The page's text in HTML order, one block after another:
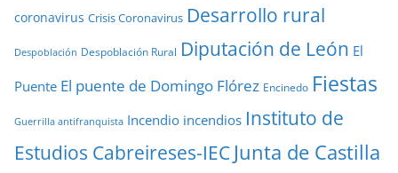
coronavirus Crisis Coronavirus Desarrollo rural
Despoblación Despoblación Rural Diputación de León El
Puente El puente de Domingo Flórez Encinedo Fiestas
Guerrilla antifranquista Incendio incendios Instituto de
Estudios Cabreireses-IEC Junta de Castilla